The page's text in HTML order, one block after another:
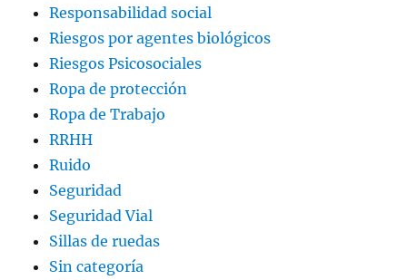
Responsabilidad social
Riesgos por agentes biológicos
Riesgos Psicosociales
Ropa de protección
Ropa de Trabajo
RRHH
Ruido
Seguridad
Seguridad Vial
Sillas de ruedas
Sin categoría